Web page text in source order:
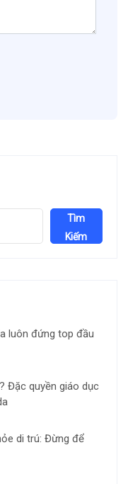
Tìm
Kiếm
luôn đứng top đầu
Đặc quyền giáo dục
di trú: Đừng để